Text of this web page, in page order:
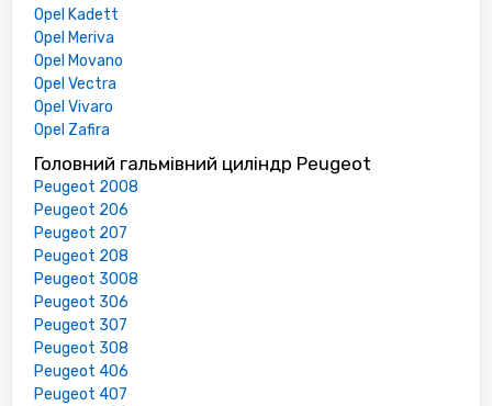
Opel Kadett
Opel Meriva
Opel Movano
Opel Vectra
Opel Vivaro
Opel Zafira
Головний гальмівний циліндр Peugeot
Peugeot 2008
Peugeot 206
Peugeot 207
Peugeot 208
Peugeot 3008
Peugeot 306
Peugeot 307
Peugeot 308
Peugeot 406
Peugeot 407